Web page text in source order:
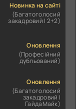
Новинка на сайті
(Багатоголосий
закадровий | 2+2)
Оновлення
(Професійний
дубльований)
Оновлення
(Багатоголосий
закадровий |
ГайдаМайк)